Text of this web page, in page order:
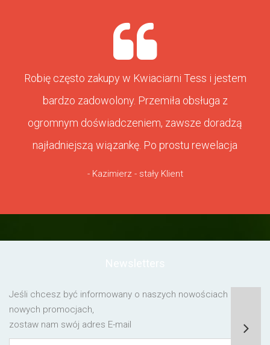
Robię często zakupy w Kwiaciarni Tess i jestem
bardzo zadowolony. Przemiła obsługa z
ogromnym doświadczeniem, zawsze doradzą
najładniejszą wiązankę. Po prostu rewelacja
- Kazimierz - stały Klient
Jeśli chcesz być informowany o naszych nowościach lub o
nowych promocjach,
zostaw nam swój adres E-mail